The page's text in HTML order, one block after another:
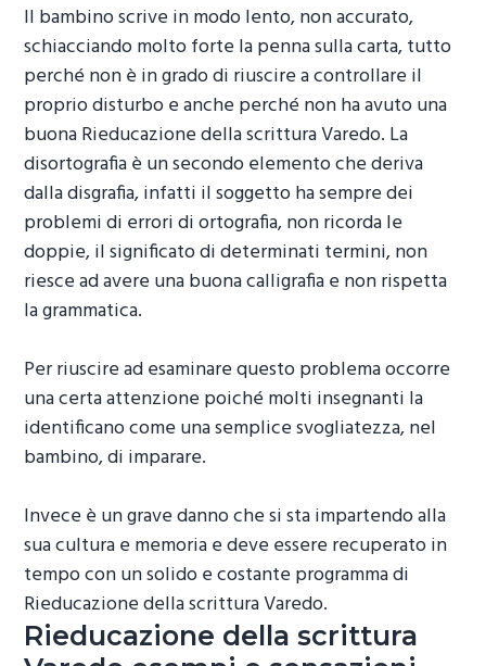
Il bambino scrive in modo lento, non accurato,
schiacciando molto forte la penna sulla carta, tutto
perché non è in grado di riuscire a controllare il
proprio disturbo e anche perché non ha avuto una
buonaRieducazione della scrittura Varedo. La
disortografia è un secondo elemento che deriva
dalla disgrafia, infatti il soggetto ha sempre dei
problemi di errori di ortografia, non ricorda le
doppie, il significato di determinati termini, non
riesce ad avere una buona calligrafia e non rispetta
la grammatica.
Per riuscire ad esaminare questo problema occorre
una certa attenzione poiché molti insegnanti la
identificano come una semplice svogliatezza, nel
bambino, di imparare.
Invece è un grave danno che si sta impartendo alla
sua cultura e memoria e deve essere recuperato in
tempo con un solido e costante programma di
Rieducazione della scrittura Varedo.
Rieducazione della scrittura